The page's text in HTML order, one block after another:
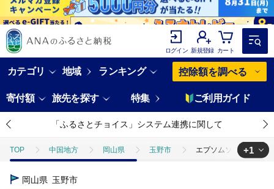
ログイン 新規登録 カート
カテゴリ 地域 ランキング 控除額を調べる
寄付額 旅先を探す 特集 ご利用ガイド
「ふるさとチョイス」システム連携に関して
TOP 中国地方 岡山県 玉野市 エプソムソルト シー
TOP
+1
岡山県 玉野市